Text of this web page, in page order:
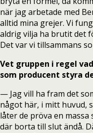
när jag arbetade med
alltid mina grejer. Vi
aldrig vilja ha brutit det
Det var vi tillsammans
Vet gruppen i regel
som producent styra
— Jag vill ha fram det
något här, i mitt huvud,
låter de pröva en
där borta till slut ändå.